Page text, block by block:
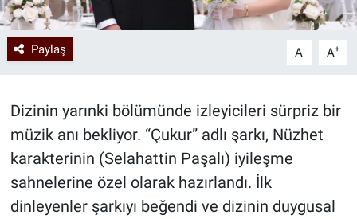
Paylaş A- A+
Dizinin yarınki bölümünde izleyicileri sürpriz bir
müzik anı bekliyor. “Çukur” adlı şarkı, Nüzhet
karakterinin (Selahattin Paşalı) iyileşme
sahnelerine özel olarak hazırlandı. İlk
dinleyenler şarkıyı beğendi ve dizinin duygusal